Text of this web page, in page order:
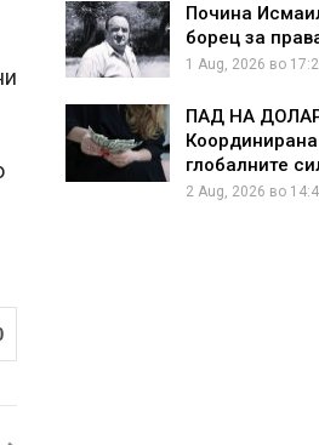
Почина
борец за
1 Aug, 2026 во
ПАД НА
Координирана
глобалните
2 Aug, 2026 во